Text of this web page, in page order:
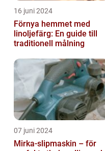
16 juni 2024
Förnya hemmet med
linoljefärg: En guide till
traditionell målning
07 juni 2024
Mirka-slipmaskin – för